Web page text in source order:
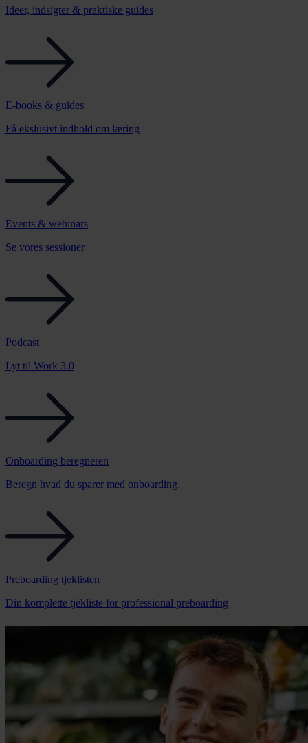
Ideer, indsigter & praktiske guides
E-books & guides
Få ekslusivt indhold om læring
Events & webinars
Se vores sessioner
Podcast
Lyt til Work 3.0
Onboarding beregneren
Beregn hvad du sparer med onboarding.
Preboarding tjeklisten
Din komplette tjekliste for professional preboarding